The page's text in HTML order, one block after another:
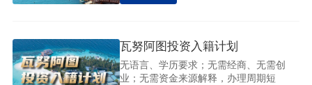
瓦努阿图投资入籍计划
无语言、学历要求；无需经商、无需创
业；无需资金来源解释，办理周期短